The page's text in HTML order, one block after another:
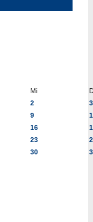
Mi
2
3
9
16
23
30